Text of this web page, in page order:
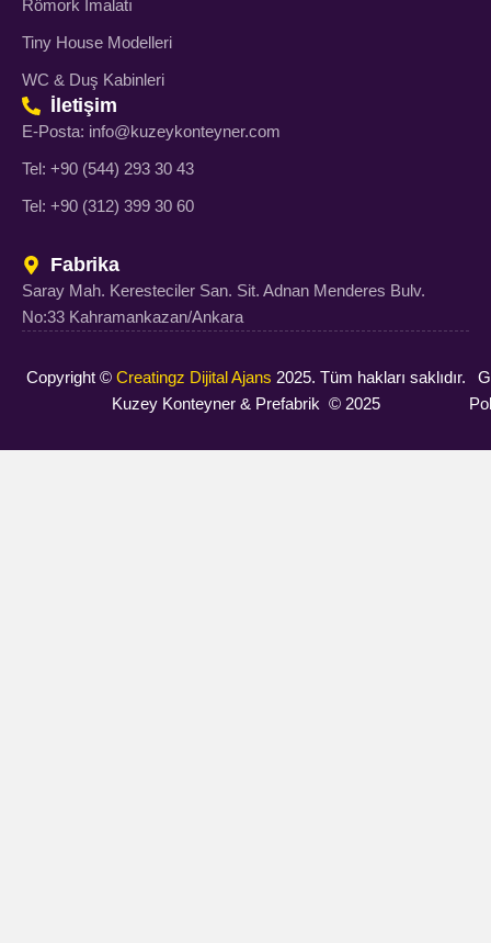
Römork İmalatı
Tiny House Modelleri
WC & Duş Kabinleri
İletişim
E-Posta: info@kuzeykonteyner.com
Tel: +90 (544) 293 30 43
Tel: +90 (312) 399 30 60
Fabrika
Saray Mah. Keresteciler San. Sit. Adnan Menderes Bulv.
No:33 Kahramankazan/Ankara
Copyright © Creatingz Dijital Ajans 2025. Tüm hakları saklıdır.
Kuzey Konteyner & Prefabrik © 2025